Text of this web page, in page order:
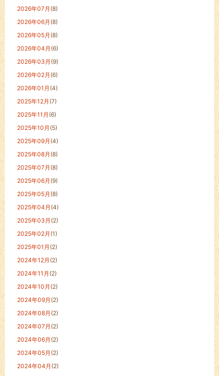
2026年07月 (8)
2026年06月 (8)
2026年05月 (8)
2026年04月 (6)
2026年03月 (9)
2026年02月 (6)
2026年01月 (4)
2025年12月 (7)
2025年11月 (6)
2025年10月 (5)
2025年09月 (4)
2025年08月 (8)
2025年07月 (8)
2025年06月 (9)
2025年05月 (8)
2025年04月 (4)
2025年03月 (2)
2025年02月 (1)
2025年01月 (2)
2024年12月 (2)
2024年11月 (2)
2024年10月 (2)
2024年09月 (2)
2024年08月 (2)
2024年07月 (2)
2024年06月 (2)
2024年05月 (2)
2024年04月 (2)